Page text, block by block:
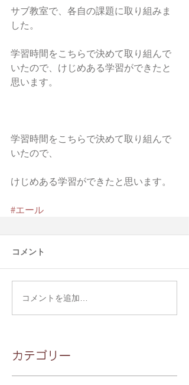
サブ教室で、各自の課題に取り組みま
した。
学習時間をこちらで決めて取り組んで
いたので、けじめある学習ができたと
思います。
学習時間をこちらで決めて取り組んで
いたので、
けじめある学習ができたと思います。
#エール
コメント
コメントを追加…
​カテゴリー